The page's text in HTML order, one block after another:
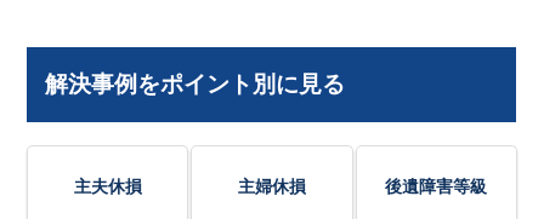
解決事例をポイント別に見る
主夫休損 主婦休損 後遺障害等級